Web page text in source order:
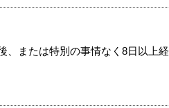
、または特別の事情なく8日以上経